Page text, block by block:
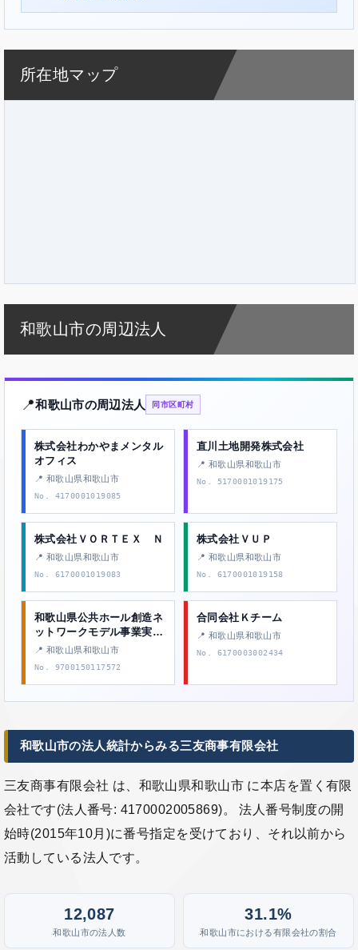
所在地マップ
和歌山市の周辺法人
📍和歌山市の周辺法人 同市区町村
株式会社わかやまメンタル
オフィス
📍 和歌山県和歌山市
No. 4170001019085
直川土地開発株式会社
📍 和歌山県和歌山市
No. 5170001019175
株式会社ＶＯＲＴＥＸ Ｎ
📍 和歌山県和歌山市
No. 6170001019083
株式会社ＶＵＰ
📍 和歌山県和歌山市
No. 6170001019158
和歌山県公共ホール創造ネ
ットワークモデル事業実行
委員会
📍 和歌山県和歌山市
No. 9700150117572
合同会社Ｋチーム
📍 和歌山県和歌山市
No. 6170003002434
和歌山市の法人統計からみる三友商事有限会社
三友商事有限会社 は、和歌山県和歌山市 に本店を置く有限
会社です(法人番号: 4170002005869)。 法人番号制度の開
始時(2015年10月)に番号指定を受けており、それ以前から
活動している法人です。
12,087
和歌山市の法人数
31.1%
和歌山市における有限会社の割合